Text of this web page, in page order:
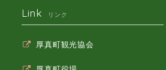
Link リンク
厚真町観光協会